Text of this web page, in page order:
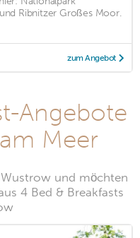
Ribnitzer Großes Moor.
zum Angebot
Angebote
Meer
und möchten
4 Bed & Breakfasts